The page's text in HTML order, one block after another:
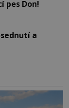
pes Don!
a